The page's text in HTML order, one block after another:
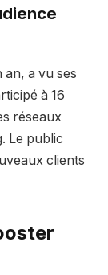
a vu ses
à 16
réseaux
Le public
clients